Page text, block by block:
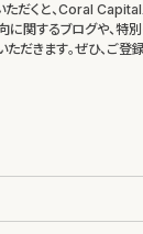
ただくと、Coral
に関するブログや、特
だきます。ぜひ、ご登録